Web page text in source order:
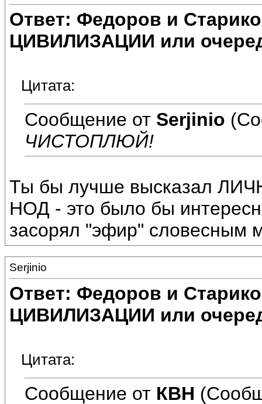
Ответ: Федоров и
ЦИВИЛИЗАЦИИ или
Цитата:
Сообщение от Serjinio
ЧИСТОПЛЮЙ!
Ты бы лучше высказал
НОД - это было бы
засорял "эфир" словесным
Serjinio
Ответ: Федоров и
ЦИВИЛИЗАЦИИ или
Цитата:
Сообщение от КВН